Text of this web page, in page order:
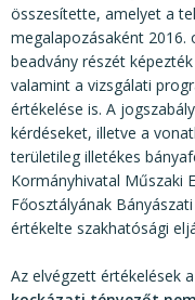
összesítette, amelyet a
megalapozásaként
beadvány részét
valamint a vizsgálati
értékelése is. A
kérdéseket, illetve a
területileg illetékes
Kormányhivatal Műszaki
Főosztályának
értékelte szakhatósági
Az elvégzett értékelések